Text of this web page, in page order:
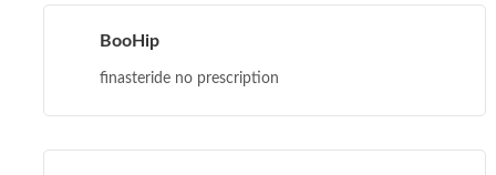
BooHip
finasteride no prescription